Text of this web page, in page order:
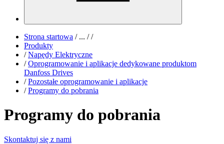
Strona startowa /... / /
Produkty
/ Napędy Elektryczne
/ Oprogramowanie i aplikacje dedykowane produktom
Danfoss Drives
/ Pozostałe oprogramowanie i aplikacje
/ Programy do pobrania
Programy do pobrania
Skontaktuj się z nami